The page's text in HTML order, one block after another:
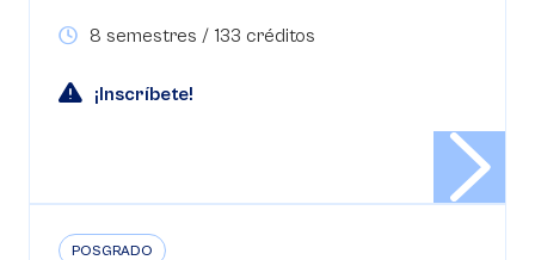
8 semestres / 133 créditos
¡Inscríbete!
POSGRADO